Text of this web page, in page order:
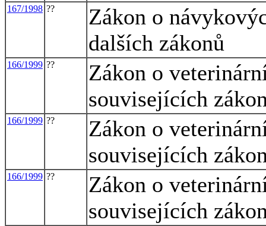
167/1998 ??
Zákon o
dalších zákonů
166/1999 ??
Zákon o
souvisejících
166/1999 ??
Zákon o
souvisejících
166/1999 ??
Zákon o
souvisejících